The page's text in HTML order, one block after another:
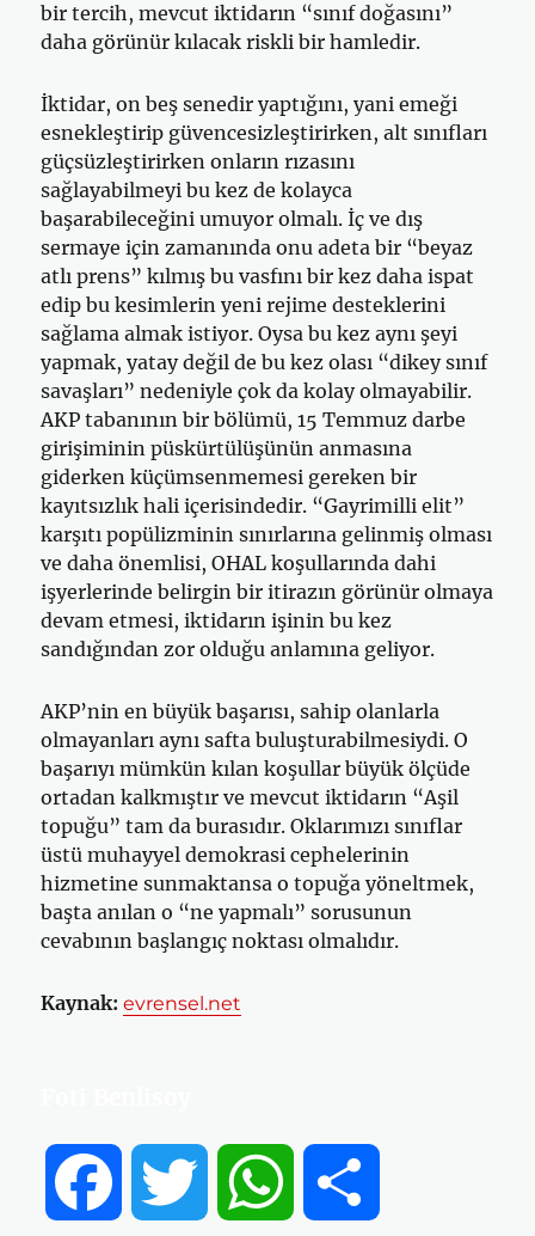
bir tercih, mevcut iktidarın “sınıf doğasını”
daha görünür kılacak riskli bir hamledir.
İktidar, on beş senedir yaptığını, yani emeği
esnekleştirip güvencesizleştirirken, alt sınıfları
güçsüzleştirirken onların rızasını
sağlayabilmeyi bu kez de kolayca
başarabileceğini umuyor olmalı. İç ve dış
sermaye için zamanında onu adeta bir “beyaz
atlı prens” kılmış bu vasfını bir kez daha ispat
edip bu kesimlerin yeni rejime desteklerini
sağlama almak istiyor. Oysa bu kez aynı şeyi
yapmak, yatay değil de bu kez olası “dikey sınıf
savaşları” nedeniyle çok da kolay olmayabilir.
AKP tabanının bir bölümü, 15 Temmuz darbe
girişiminin püskürtülüşünün anmasına
giderken küçümsenmemesi gereken bir
kayıtsızlık hali içerisindedir. “Gayrimilli elit”
karşıtı popülizminin sınırlarına gelinmiş olması
ve daha önemlisi, OHAL koşullarında dahi
işyerlerinde belirgin bir itirazın görünür olmaya
devam etmesi, iktidarın işinin bu kez
sandığından zor olduğu anlamına geliyor.
AKP’nin en büyük başarısı, sahip olanlarla
olmayanları aynı safta buluşturabilmesiydi. O
başarıyı mümkün kılan koşullar büyük ölçüde
ortadan kalkmıştır ve mevcut iktidarın “Aşil
topuğu” tam da burasıdır. Oklarımızı sınıflar
üstü muhayyel demokrasi cephelerinin
hizmetine sunmaktansa o topuğa yöneltmek,
başta anılan o “ne yapmalı” sorusunun
cevabının başlangıç noktası olmalıdır.
Kaynak: evrensel.net